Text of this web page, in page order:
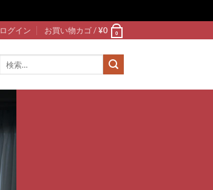
ログイン お買い物カゴ /¥0 0